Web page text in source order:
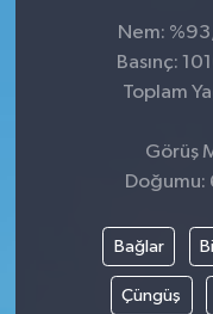
Nem:
Basınç:
Toplam
Görüş
Doğumu:
Bağlar
Çüngüş